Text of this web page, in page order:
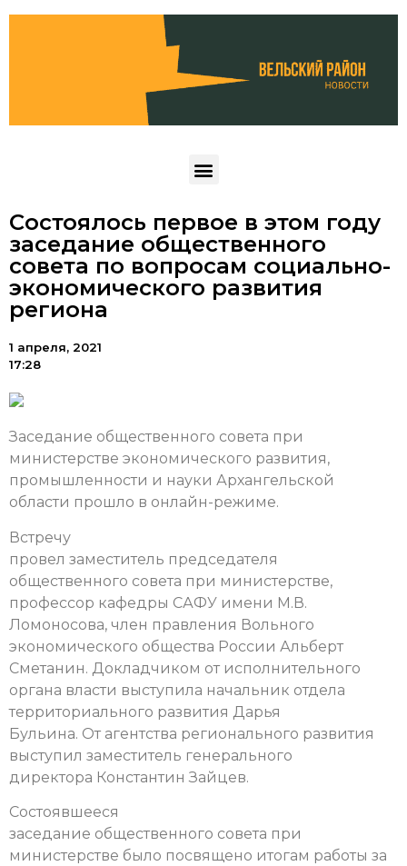
Состоялось первое в этом году
заседание общественного
совета по вопросам социально-
экономического развития
региона
1 апреля, 2021
17:28
Заседание общественного совета при
министерстве экономического развития,
промышленности и науки Архангельской
области прошло в онлайн-режиме.
Встречу
провел заместитель председателя
общественного совета при министерстве,
профессор кафедры САФУ имени М.В.
Ломоносова, член правления Вольного
экономического общества России Альберт
Сметанин. Докладчиком от исполнительного
органа власти выступила начальник отдела
территориального развития Дарья
Бульина. От агентства регионального развития
выступил заместитель генерального
директора Константин Зайцев.
Состоявшееся
заседание общественного совета при
министерстве было посвящено итогам работы за